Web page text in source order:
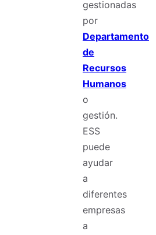
gestionadas
por
Departamento
de
Recursos
Humanos
o
gestión.
ESS
puede
ayudar
a
diferentes
empresas
a